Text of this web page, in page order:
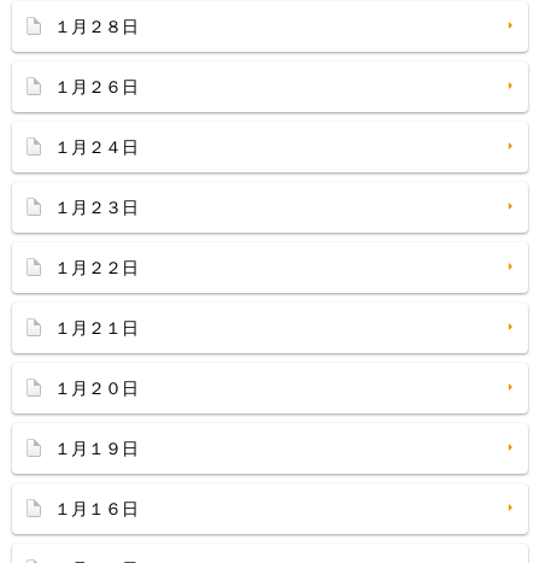
１月２８日
１月２６日
１月２４日
１月２３日
１月２２日
１月２１日
１月２０日
１月１９日
１月１６日